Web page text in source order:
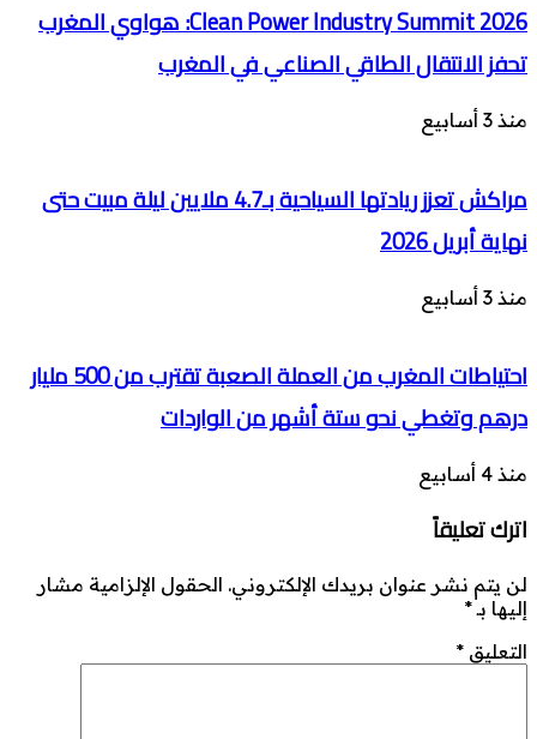
Clean Power Industry Summit 2026: هواوي المغرب
تحفز الانتقال الطاقي الصناعي في المغرب
منذ 3 أسابيع
مراكش تعزز ريادتها السياحية بـ4.7 ملايين ليلة مبيت حتى
نهاية أبريل 2026
منذ 3 أسابيع
احتياطات المغرب من العملة الصعبة تقترب من 500 مليار
درهم وتغطي نحو ستة أشهر من الواردات
منذ 4 أسابيع
اترك تعليقاً
لن يتم نشر عنوان بريدك الإلكتروني. الحقول الإلزامية مشار
إليها بـ*
التعليق *